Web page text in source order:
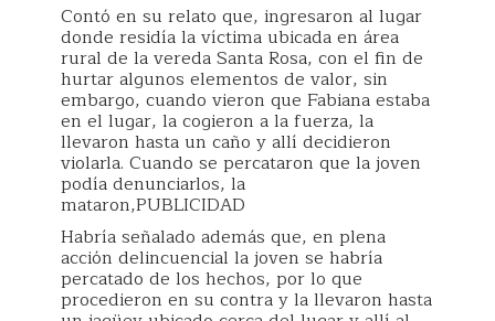
Contó en su relato que, ingresaron al lugar
donde residía la víctima ubicada en área
rural de la vereda Santa Rosa, con el fin de
hurtar algunos elementos de valor, sin
embargo, cuando vieron que Fabiana estaba
en el lugar, la cogieron a la fuerza, la
llevaron hasta un caño y allí decidieron
violarla. Cuando se percataron que la joven
podía denunciarlos, la
mataron,PUBLICIDAD
Habría señalado además que, en plena
acción delincuencial la joven se habría
percatado de los hechos, por lo que
procedieron en su contra y la llevaron hasta